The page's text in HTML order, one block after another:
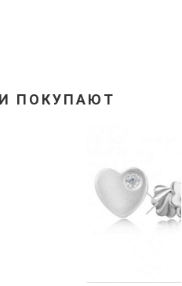
ПОКУПАЮТ